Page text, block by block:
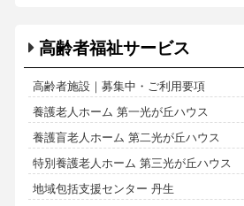
高齢者福祉サービス
高齢者施設｜募集中・ご利用要項
養護老人ホーム 第一光が丘ハウス
養護盲老人ホーム 第二光が丘ハウス
特別養護老人ホーム 第三光が丘ハウス
地域包括支援センター 丹生